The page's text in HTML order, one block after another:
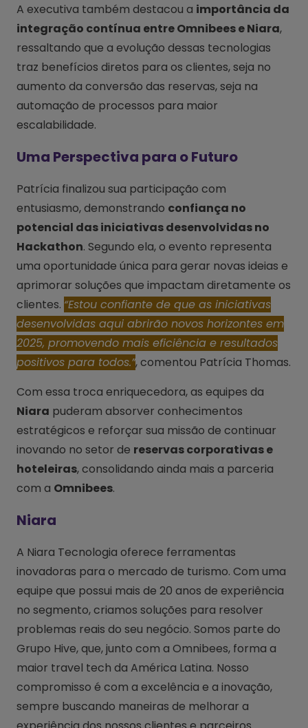
A executiva também destacou a importância da
integração contínua entre Omnibees e Niara,
ressaltando que a evolução dessas tecnologias
traz benefícios diretos para os clientes, seja no
aumento da conversão das reservas, seja na
automação de processos para maior
escalabilidade.
Uma Perspectiva para o Futuro
Patrícia finalizou sua participação com
entusiasmo, demonstrando confiança no
potencial das iniciativas desenvolvidas no
Hackathon. Segundo ela, o evento representa
uma oportunidade única para gerar novas ideias e
aprimorar soluções que impactam diretamente os
clientes. “Estou confiante de que as iniciativas
desenvolvidas aqui abrirão novos horizontes em
2025, promovendo mais eficiência e resultados
positivos para todos.”, comentou Patrícia Thomas.
Com essa troca enriquecedora, as equipes da
Niara puderam absorver conhecimentos
estratégicos e reforçar sua missão de continuar
inovando no setor de reservas corporativas e
hoteleiras, consolidando ainda mais a parceria
com a Omnibees.
Niara
A Niara Tecnologia oferece ferramentas
inovadoras para o mercado de turismo. Com uma
equipe que possui mais de 20 anos de experiência
no segmento, criamos soluções para resolver
problemas reais do seu negócio. Somos parte do
Grupo Hive, que, junto com a Omnibees, forma a
maior travel tech da América Latina. Nosso
compromisso é com a excelência e a inovação,
sempre buscando maneiras de melhorar a